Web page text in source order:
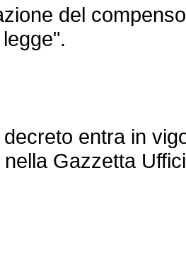
del
entra in
Gazzetta